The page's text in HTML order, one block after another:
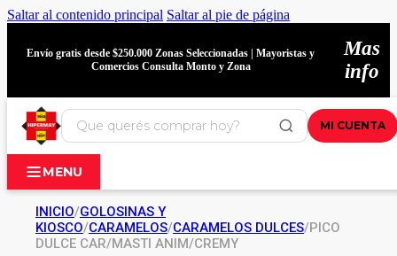
Saltar al contenido principal Saltar al pie de página
Envío gratis desde $250.000 Zonas Seleccionadas | Mayoristas y
Comercios Consulta Monto y Zona
Mas
info
MI CUENTA
MENU
INICIO/GOLOSINAS Y
KIOSCO/CARAMELOS/CARAMELOS DULCES/PICO
DULCE CAR/MASTI ANIM/CREMY